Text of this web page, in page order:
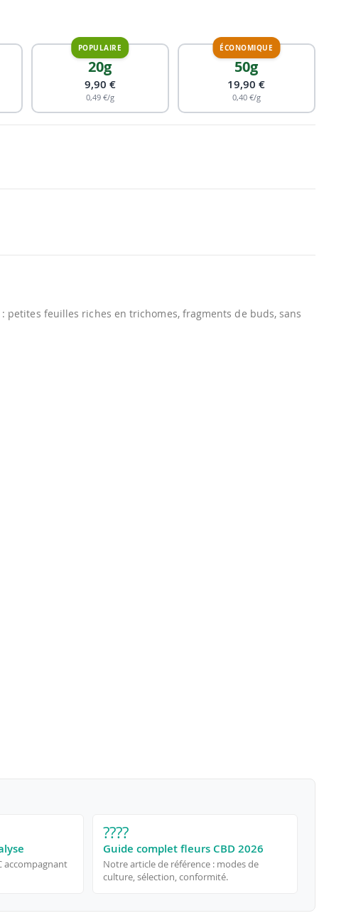
20g
9,90 €
0,49 €/g
50g
19,90 €
0,40 €/g
petites feuilles riches en trichomes, fragments de buds, sans
accompagnant
????
Guide complet fleurs CBD 2026
Notre article de référence : modes de
culture, sélection, conformité.